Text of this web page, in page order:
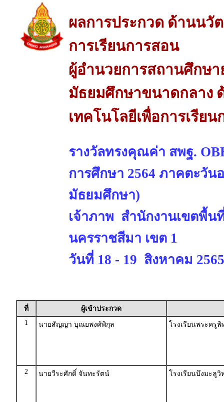
ผลการประกวด ด้านนวั
การเรียนการสอน
ผู้อำนวยการสถานศึกษา
มัธยมศึกษาขนาดกลาง
เทคโนโลยีเพื่อการเรีย
รางวัลทรงคุณค่า สพฐ.
การศึกษา 2564 ภาคตะวัน
มัธยมศึกษา)
เจ้าภาพ สำนักงานเขตพื้น
นครราชสีมา เขต 1
วันที่ 18 - 19 สิงหาคม 2565
ที่
ผู้เข้าประกวด
1
นายสัญญา บุณยพงศ์พิกุล โรงเรียนพระครู
2 นายวีระศักดิ์ จันทะรัตน์ โรงเรียนบึงมะลู